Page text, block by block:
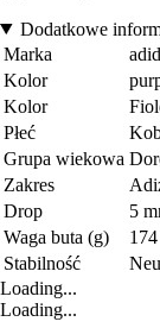
Dodatkowe
Marka
Kolor
Kolor
Płeć
Grupa wiekowa
Zakres
Drop
5
Waga buta (g)
174
Stabilność
Loading...
Loading...